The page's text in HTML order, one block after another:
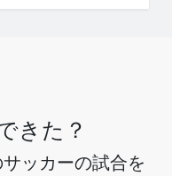
きた？
ッカーの試合を